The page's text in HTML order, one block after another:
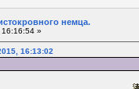
немца.
16:16:54 »
16:13:02